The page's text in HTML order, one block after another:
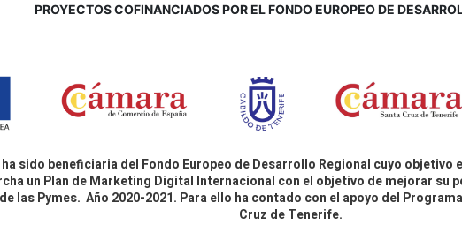
PROYECTOS COFINANCIADOS POR EL FONDO EUROPEO DE
ha sido beneficiaria del Fondo Europeo de Desarrollo Regional cuyo
un Plan de Marketing Digital Internacional con el objetivo de mejorar
las Pymes. Año 2020-2021. Para ello ha contado con el apoyo del
Cruz de Tenerife.